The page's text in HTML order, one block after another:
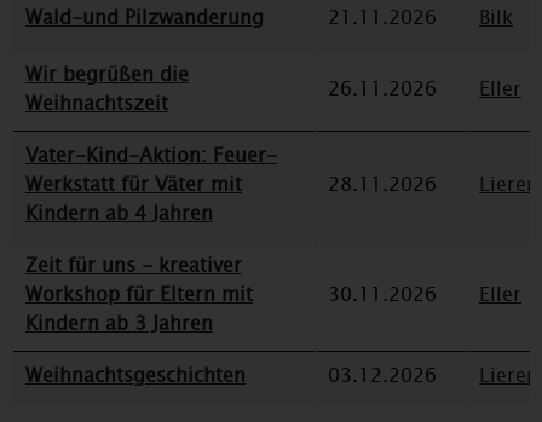
Wald-und Pilzwanderung 21.11.2026
Bilk
Wir begrüßen die
Weihnachtszeit
26.11.2026 Eller
Vater-Kind-Aktion: Feuer-
Werkstatt für Väter mit
Kindern ab 4 Jahren
28.11.2026
Zeit für uns - kreativer
Workshop für Eltern mit
Kindern ab 3 Jahren
30.11.2026 Eller
Weihnachtsgeschichten 03.12.2026